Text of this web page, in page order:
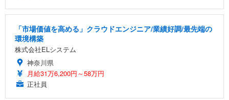
「市場価値を高める」クラウドエンジニア/業績好調/最先端の
環境構築
株式会社ELシステム
神奈川県
月給31万6,200円～58万円
正社員